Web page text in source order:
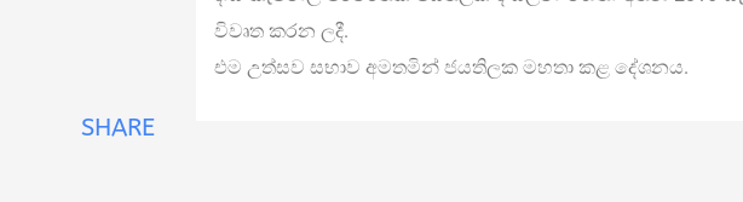
SHARE
විවෘත කරන ලදී.
එම උත්සව සභාව අමතමින් ජයතිලක මහතා කළ දේශනය.